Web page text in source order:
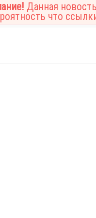
Данная
что